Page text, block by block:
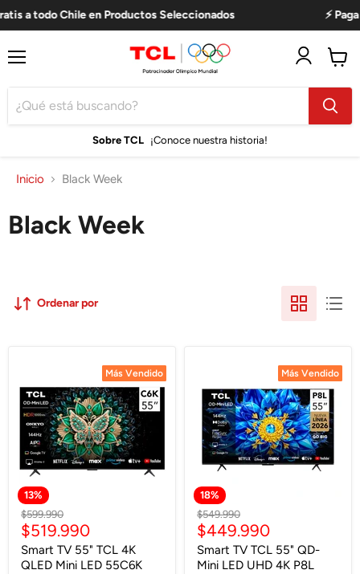
todo Chile en Productos Seleccionados ⚡ Paga
Sobre TCL ¡Conoce nuestra historia!
carro
Inicio Black Week
Black Week
Ordenar por
Más Vendido
13%
Más Vendido
Precio
original
$599.990
Precio
actual
$519.990
Smart TV 55" TCL 4K
QLED Mini LED 55C6K
Más Vendido
18%
Más Vendido
Precio
original
$549.990
Precio
actual
$449.990
Smart TV TCL 55" QD-
Mini LED UHD 4K P8L